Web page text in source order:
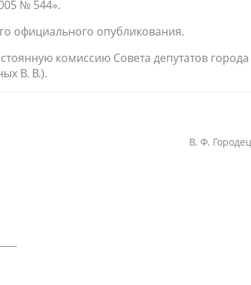
№ 544».
официального опубликования.
комиссию Совета депутатов города
В. В.).
В. Ф.